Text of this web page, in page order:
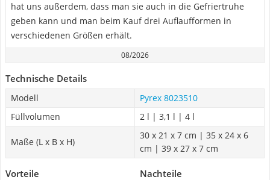
hat uns außerdem, dass man sie auch in die Gefriertruhe
geben kann und man beim Kauf drei Auflaufformen in
verschiedenen Größen erhält.
08/2026
Technische Details
Modell
Pyrex 8023510
Füllvolumen
2 l | 3,1 l | 4 l
Maße (L x B x H)
30 x 21 x 7 cm | 35 x 24 x 6
cm | 39 x 27 x 7 cm
Vorteile Nachteile